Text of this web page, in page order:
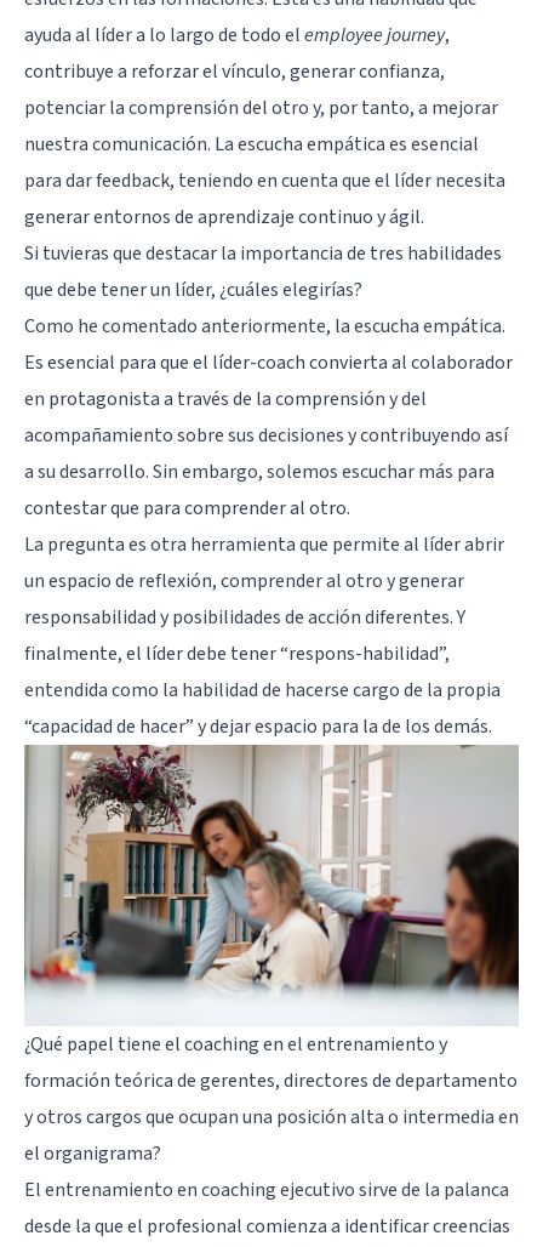
ayuda al líder a lo largo de todo elemployee journey,
contribuye a reforzar el vínculo, generar confianza,
potenciar la comprensión del otro y, por tanto, a mejorar
nuestra comunicación. La escucha empática es esencial
para dar feedback, teniendo en cuenta que el líder necesita
generar entornos de aprendizaje continuo y ágil.
Si tuvieras que destacar la importancia de tres habilidades
que debe tener un líder, ¿cuáles elegirías?
Como he comentado anteriormente, la escucha empática.
Es esencial para que el líder-coach convierta al colaborador
en protagonista a través de la comprensión y del
acompañamiento sobre sus decisiones y contribuyendo así
a su desarrollo. Sin embargo, solemos escuchar más para
contestar que para comprender al otro.
La pregunta es otra herramienta que permite al líder abrir
un espacio de reflexión, comprender al otro y generar
responsabilidad y posibilidades de acción diferentes. Y
finalmente, el líder debe tener “respons-habilidad”,
entendida como la habilidad de hacerse cargo de la propia
“capacidad de hacer” y dejar espacio para la de los demás.
¿Qué papel tiene el coaching en el entrenamiento y
formación teórica de gerentes, directores de departamento
y otros cargos que ocupan una posición alta o intermedia en
el organigrama?
El entrenamiento en coaching ejecutivo sirve de la palanca
desde la que el profesional comienza a identificar creencias